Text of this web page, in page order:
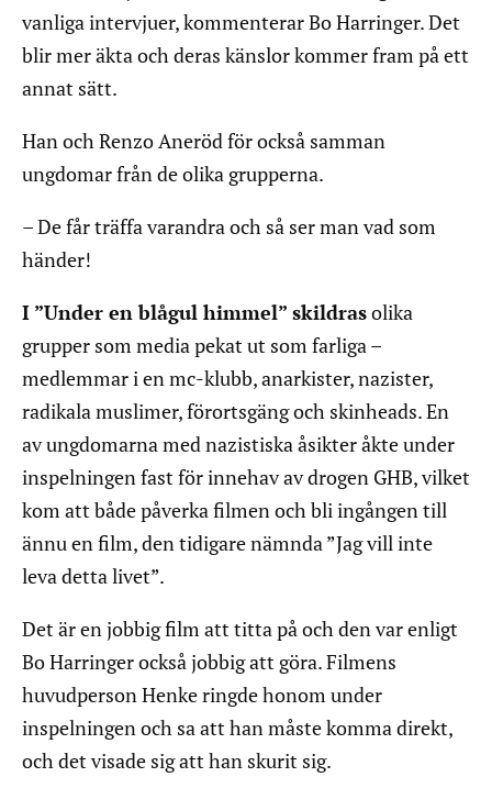
vanliga intervjuer, kommenterar Bo Harringer. Det
blir mer äkta och deras känslor kommer fram på ett
annat sätt.
Han och Renzo Aneröd för också samman
ungdomar från de olika grupperna.
– De får träffa varandra och så ser man vad som
händer!
I ”Under en blågul himmel” skildrasolika
grupper som media pekat ut som farliga –
medlemmar i en mc-klubb, anarkister, nazister,
radikala muslimer, förortsgäng och skinheads. En
av ungdomarna med nazistiska åsikter åkte under
inspelningen fast för innehav av drogen GHB, vilket
kom att både påverka filmen och bli ingången till
ännu en film, den tidigare nämnda ”Jag vill inte
leva detta livet”.
Det är en jobbig film att titta på och den var enligt
Bo Harringer också jobbig att göra. Filmens
huvudperson Henke ringde honom under
inspelningen och sa att han måste komma direkt,
och det visade sig att han skurit sig.